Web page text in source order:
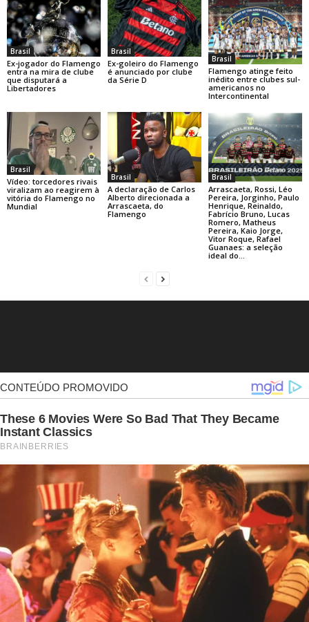
Brasil
Ex-jogador do Flamengo
entra na mira de clube
que disputará a
Libertadores
Brasil
Ex-goleiro do Flamengo
é anunciado por clube
da Série D
Brasil
Flamengo atinge feito
inédito entre clubes sul-
americanos no
Intercontinental
Brasil
Vídeo: torcedores rivais
viralizam ao reagirem à
vitória do Flamengo no
Mundial
Brasil
A declaração de Carlos
Alberto direcionada a
Arrascaeta, do
Flamengo
Brasil
Arrascaeta, Rossi, Léo
Pereira, Jorginho, Paulo
Henrique, Reinaldo,
Fabrício Bruno, Lucas
Romero, Matheus
Pereira, Kaio Jorge,
Vitor Roque, Rafael
Guanaes: a seleção
ideal do...